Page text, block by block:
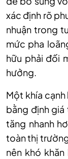
xác định rõ
nhuận trong
mức pha
hữu phải đối
hưởng.
Một khía
bằng định
tăng nhanh
toàn thị
nên khó